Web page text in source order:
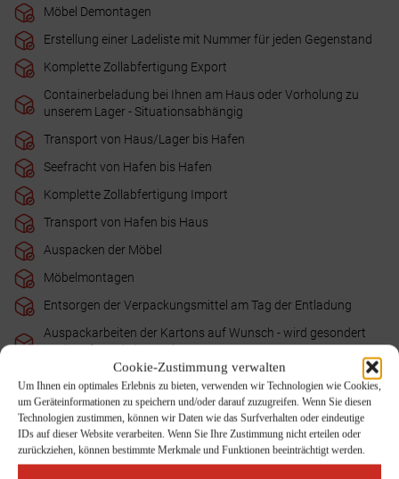
Cookie-Zustimmung verwalten
Um Ihnen ein optimales Erlebnis zu bieten, verwenden wir Technologien wie Cookies,
um Geräteinformationen zu speichern und/oder darauf zuzugreifen. Wenn Sie diesen
Technologien zustimmen, können wir Daten wie das Surfverhalten oder eindeutige
IDs auf dieser Website verarbeiten. Wenn Sie Ihre Zustimmung nicht erteilen oder
zurückziehen, können bestimmte Merkmale und Funktionen beeinträchtigt werden.
Möbel Demontagen
Erstellung einer Ladeliste mit Nummer für jeden Gegenstand
Komplette Zollabfertigung Export
Containerbeladung bei Ihnen am Haus oder Vorholung zu
unserem Lager - Situationsabhängig
Transport von Haus/Lager bis Hafen
Seefracht von Hafen bis Hafen
Komplette Zollabfertigung Import
Transport von Hafen bis Haus
Auspacken der Möbel
Möbelmontagen
Entsorgen der Verpackungsmittel am Tag der Entladung
Auspackarbeiten der Kartons auf Wunsch - wird gesondert
nach Aufwand abgerechnet
Terminalabfertigungsgebühren am Zielort
Rückführung des leeren Containers zum Hafen/Terminal
Die Koch Umzugslogistik GmbH bietet umfassende Leistungspakete
sowie einzeln buchbare Umzugsservices für internationale Umzüge